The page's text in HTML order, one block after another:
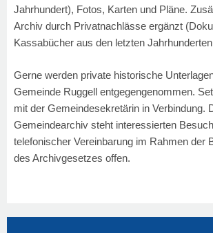
Jahrhundert), Fotos, Karten und Pläne.
Archiv durch Privatnachlässe ergänzt
Kassabücher aus den letzten
Gerne werden private historische
Gemeinde Ruggell entgegengenommen.
mit der Gemeindesekretärin in Verbindung.
Gemeindearchiv steht interessierten
telefonischer Vereinbarung im Rahmen der
des Archivgesetzes offen.